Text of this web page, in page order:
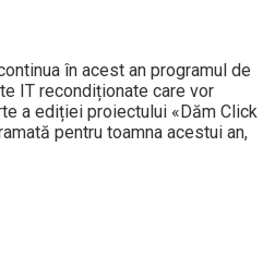
în acest an programul de
IT recondiționate care vor
a ediției proiectului «Dăm Click
pentru toamna acestui an,